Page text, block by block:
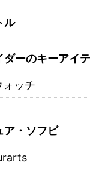
ル
ダーのキーアイ
ォッチ
ア・ソフビ